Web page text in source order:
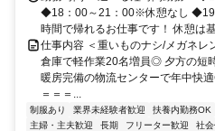
車場完備（屋根付き）
◆18：00～21：00※休憩なし ◆19
時間で帰れるお仕事です！ 休憩は
仕事内容 ＜重いものナシ/メガネレ
倉庫で軽作業20名増員◎ 夕方の短
暖房完備の物流センターで年中快
＝＝＝...
制服あり 業界未経験者歓迎 扶養内勤務OK
主婦・主夫歓迎
長期 フリーター歓迎 社